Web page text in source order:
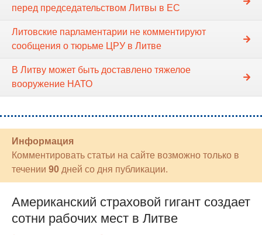
перед председательством Литвы в ЕС
Литовские парламентарии не комментируют
сообщения о тюрьме ЦРУ в Литве
В Литву может быть доставлено тяжелое
вооружение НАТО
Информация
Комментировать статьи на сайте возможно только в
течении 90 дней со дня публикации.
Американский страховой гигант создает
сотни рабочих мест в Литве